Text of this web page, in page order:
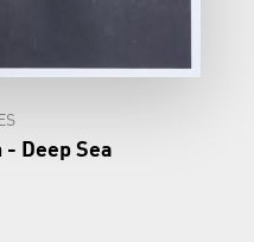
Deep Sea